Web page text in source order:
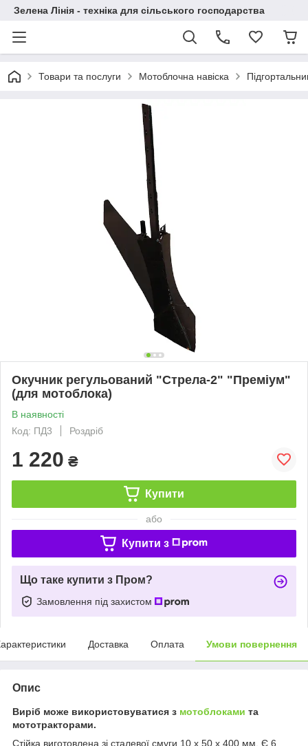
Зелена Лінія - техніка для сільського господарства
Товари та послуги Мотоблочна навіска
Окучник регульований "Стрела-2" "Преміум"
(для мотоблока)
В наявності
Код: ПД3
Роздріб
1 220 ₴
Купити
або
Купити з
Що таке купити з Пром?
Замовлення під захистом
Доставка Оплата Умови повернення
Опис
Виріб може використовуватися з мотоблоками та
мототракторами.
Стійка виготовлена зі сталевої смуги 10 х 50 х 400 мм. Є 6